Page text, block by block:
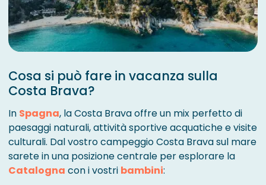
Cosa si può fare in vacanza sulla
Costa Brava?
In Spagna, la Costa Brava offre un mix perfetto di
paesaggi naturali, attività sportive acquatiche e visite
culturali. Dal vostro campeggio Costa Brava sul mare
sarete in una posizione centrale per esplorare la
Catalogna con i vostri bambini: